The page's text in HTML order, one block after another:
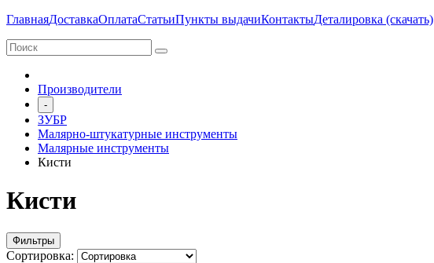
ГлавнаяДоставкаОплатаСтатьиПункты выдачиКонтактыДеталировка (скачать)
Производители
-
ЗУБР
Малярно-штукатурные инструменты
Малярные инструменты
Кисти
Кисти
Фильтры
Сортировка: